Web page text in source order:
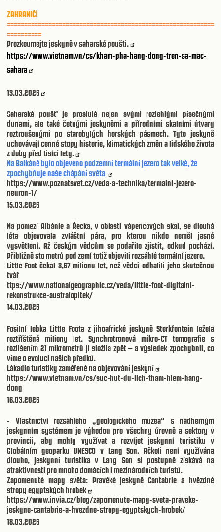
ZAHRANIČÍ
============================================================
==========
Prozkoumejte jeskyně v saharské poušti.
https://www.vietnam.vn/cs/kham-pha-hang-dong-tren-sa-mac-
sahara
13.03.2026
Saharská poušť je proslulá nejen svými rozlehlými písečnými
dunami, ale také četnými jeskyněmi a přírodními skalními útvary
roztroušenými po starobylých horských pásmech. Tyto jeskyně
uchovávají cenné stopy historie, klimatických změn a lidského života
z doby před tisíci lety.
Na Balkáně bylo objeveno podzemní termální jezero tak velké, že
zpochybňuje naše chápání světa
https://www.poznatsvet.cz/veda-a-technika/termalni-jezero-
neuron-1/
15.03.2026
Na pomezí Albánie a Řecka, v oblasti vápencových skal, se dlouhá
léta objevovala zvláštní pára, pro kterou nikdo neměl jasné
vysvětlení. Až českým vědcům se podařilo zjistit, odkud pochází.
Přibližně sto metrů pod zemí totiž objevili rozsáhlé termální jezero.
Little Foot čekal 3,67 milionu let, než vědci odhalili jeho skutečnou
tvář
ttps://www.nationalgeographic.cz/veda/little-foot-digitalni-
rekonstrukce-australopitek/
14.03.2026
Fosilní lebka Little Foota z jihoafrické jeskyně Sterkfontein ležela
roztříštěná miliony let. Synchrotronová mikro-CT tomografie s
rozlišením 21 mikrometrů ji složila zpět – a výsledek zpochybnil, co
víme o evoluci našich předků.
Lákadlo turistiky zaměřené na objevování jeskyní
https://www.vietnam.vn/cs/suc-hut-du-lich-tham-hiem-hang-
dong
16.03.2026
- Vlastnictví rozsáhlého „geologického muzea“ s nádherným
jeskynním systémem je výhodou pro všechny úrovně a sektory v
provincii, aby mohly využívat a rozvíjet jeskynní turistiku v
Globálním geoparku UNESCO v Lang Son. Ačkoli není využívána
dlouho, jeskynní turistika v Lang Son si postupně získává na
atraktivnosti pro mnoho domácích i mezinárodních turistů.
Zapomenuté mapy světa: Pravěké jeskyně Cantabrie a hvězdné
stropy egyptských hrobek
https://www.invia.cz/blog/zapomenute-mapy-sveta-praveke-
jeskyne-cantabrie-a-hvezdne-stropy-egyptskych-hrobek/
18.03.2026